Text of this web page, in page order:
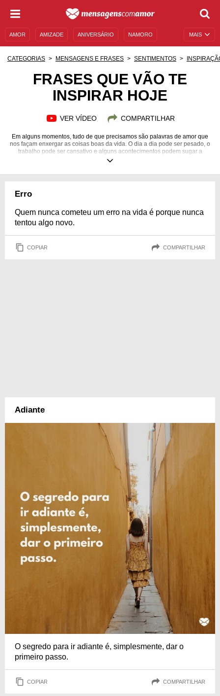
MAIS
AMOR AMIZADE ANIVERSÁRIO NAMORO
DESCULPAS
MENSAGENS E FRASES MENSAGENS DE ANIVERSÁRIO
CATEGORIAS MENSAGENS E FRASES SENTIMENTOS
FRASES QUE VÃO TE
INSPIRAR HOJE
VER VÍDEO COMPARTILHAR
Em alguns momentos, tudo de que precisamos são palavras de amor que
nos façam enxergar as coisas boas da vida. O dia a dia pode ser pesado, o
trabalho pode ser cansativo e alguns acontecimentos podem sugar a
nossa energia... Muitas pessoas pensam que para se animar é preciso de
e também aprender a sorrir ao perceber os detalhes mais simples da vida.
Erro
Quem nunca cometeu um erro na vida é porque nunca
tentou algo novo.
COPIAR COMPARTILHAR
Adiante
O segredo para ir adiante é, simplesmente, dar o
primeiro passo.
COPIAR COMPARTILHAR